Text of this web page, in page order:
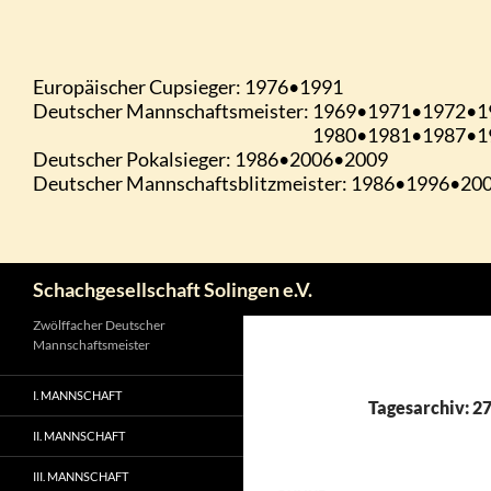
Schachgesellschaft Solingen e.V.
Tagesarchiv:
Zwölffacher Deutscher
Mannschaftsmeister
I. MANNSCHAFT
II. MANNSCHAFT
III. MANNSCHAFT